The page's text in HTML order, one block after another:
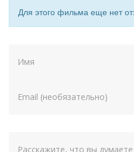
Для этого фильма еще нет